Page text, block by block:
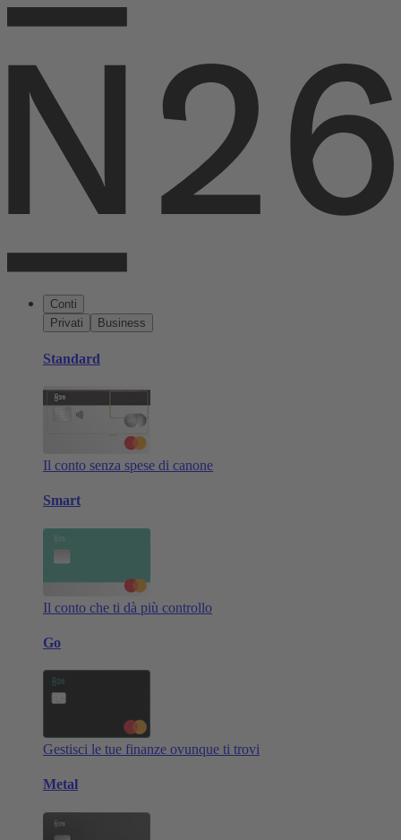
Conti
Privati
Business
Standard
Il conto senza spese di canone
Smart
Il conto che ti dà più controllo
Go
Gestisci le tue finanze ovunque ti trovi
Metal